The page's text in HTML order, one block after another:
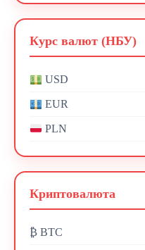
Курс валют (НБУ)
USD
EUR
PLN
Криптовалюта
₿ BTC